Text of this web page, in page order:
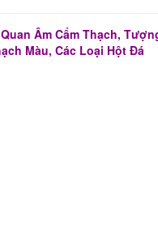
Âm Cẩm Thạch,
Màu, Các Loại Hột Đá